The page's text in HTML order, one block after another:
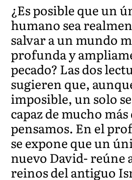
¿Es posible que un
humano sea
salvar a un mundo
profunda y
pecado? Las dos
sugieren que,
imposible, un solo
capaz de mucho
pensamos. En el
se expone que un
nuevo David- reúne
reinos del antiguo